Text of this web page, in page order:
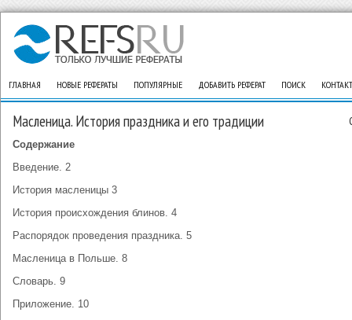
ГЛАВНАЯ НОВЫЕ РЕФЕРАТЫ ПОПУЛЯРНЫЕ ДОБАВИТЬ РЕФЕРАТ ПОИСК
Масленица. История праздника и его традиции
Содержание
Введение. 2
История масленицы 3
История происхождения блинов. 4
Распорядок проведения праздника. 5
Масленица в Польше. 8
Словарь. 9
Приложение. 10